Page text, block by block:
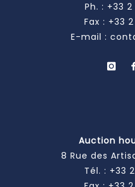
Ph. : +33 2
Fax : +33
E-mail :
Auction
8 Rue des
Tél. : +33